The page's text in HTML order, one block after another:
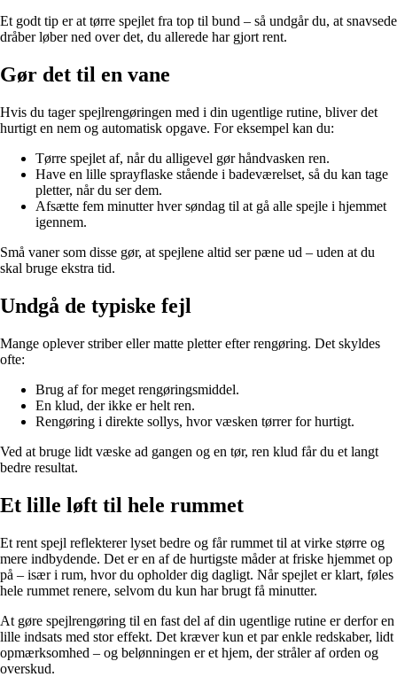
Et godt tip er at tørre spejlet fra top til bund – så undgår du, at snavsede
dråber løber ned over det, du allerede har gjort rent.
Gør det til en vane
Hvis du tager spejlrengøringen med i din ugentlige rutine, bliver det
hurtigt en nem og automatisk opgave. For eksempel kan du:
Tørre spejlet af, når du alligevel gør håndvasken ren.
Have en lille sprayflaske stående i badeværelset, så du kan tage
pletter, når du ser dem.
Afsætte fem minutter hver søndag til at gå alle spejle i hjemmet
igennem.
Små vaner som disse gør, at spejlene altid ser pæne ud – uden at du
skal bruge ekstra tid.
Undgå de typiske fejl
Mange oplever striber eller matte pletter efter rengøring. Det skyldes
ofte:
Brug af for meget rengøringsmiddel.
En klud, der ikke er helt ren.
Rengøring i direkte sollys, hvor væsken tørrer for hurtigt.
Ved at bruge lidt væske ad gangen og en tør, ren klud får du et langt
bedre resultat.
Et lille løft til hele rummet
Et rent spejl reflekterer lyset bedre og får rummet til at virke større og
mere indbydende. Det er en af de hurtigste måder at friske hjemmet op
på – især i rum, hvor du opholder dig dagligt. Når spejlet er klart, føles
hele rummet renere, selvom du kun har brugt få minutter.
At gøre spejlrengøring til en fast del af din ugentlige rutine er derfor en
lille indsats med stor effekt. Det kræver kun et par enkle redskaber, lidt
opmærksomhed – og belønningen er et hjem, der stråler af orden og
overskud.